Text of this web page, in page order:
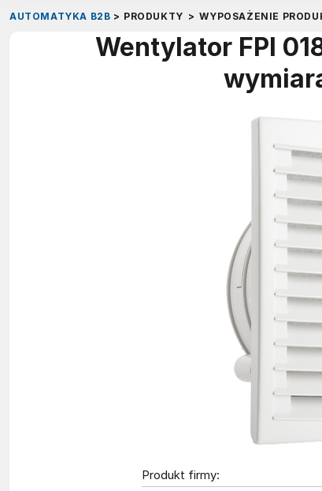
AUTOMATYKA B2B > PRODUKTY > WYPOSAŻENIE
Wentylator FPI
Produkt firmy: